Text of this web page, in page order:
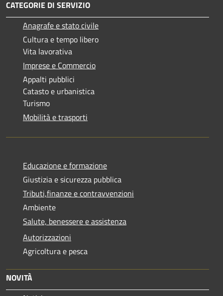
CATEGORIE DI SERVIZIO
Anagrafe e stato civile
Cultura e tempo libero
Vita lavorativa
Imprese e Commercio
Appalti pubblici
Catasto e urbanistica
Turismo
Mobilità e trasporti
Educazione e formazione
Giustizia e sicurezza pubblica
Tributi,finanze e contravvenzioni
Ambiente
Salute, benessere e assistenza
Autorizzazioni
Agricoltura e pesca
NOVITÀ